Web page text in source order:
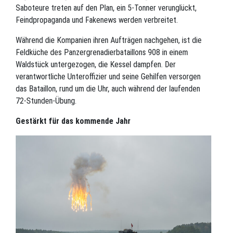
Saboteure treten auf den Plan, ein 5-Tonner verunglückt,
Feindpropaganda und Fakenews werden verbreitet.
Während die Kompanien ihren Aufträgen nachgehen, ist die
Feldküche des Panzergrenadierbataillons 908 in einem
Waldstück untergezogen, die Kessel dampfen. Der
verantwortliche Unteroffizier und seine Gehilfen versorgen
das Bataillon, rund um die Uhr, auch während der laufenden
72-Stunden-Übung.
Gestärkt für das kommende Jahr